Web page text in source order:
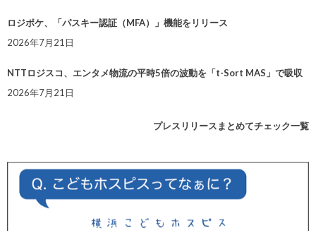
ロジポケ、「パスキー認証（MFA）」機能をリリース
2026年7月21日
NTTロジスコ、エンタメ物流の平時5倍の波動を「t-Sort MAS」で吸収
2026年7月21日
プレスリリースまとめてチェック一覧